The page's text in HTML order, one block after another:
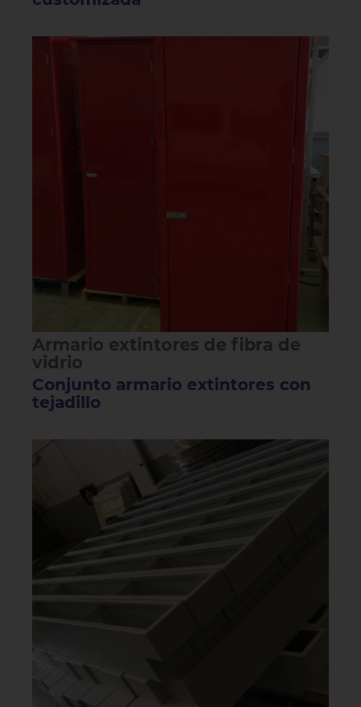
Armario extintores de fibra de
vidrio
Conjunto armario extintores con
tejadillo